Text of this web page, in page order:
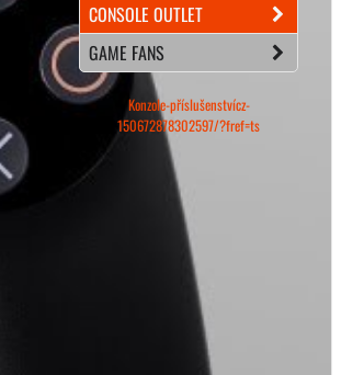
CONSOLE OUTLET
GAME FANS
Konzole-příslušenstvícz-
150672878302597/?fref=ts